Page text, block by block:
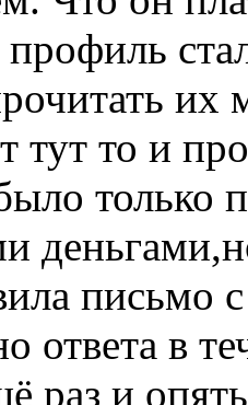
их
то и
только
письмо
ответа в
раз и